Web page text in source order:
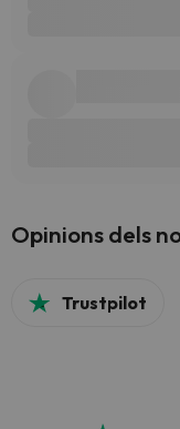
Opinions dels
Trustpilot